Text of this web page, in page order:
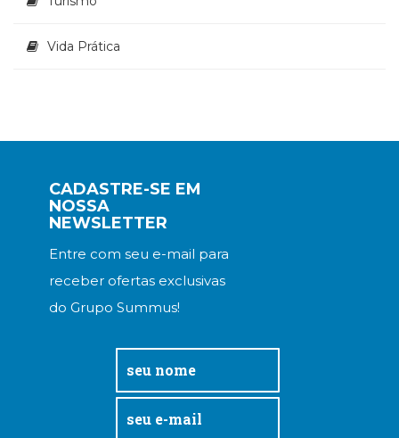
Vida Prática
CADASTRE-SE EM
NOSSA
NEWSLETTER
Entre com seu e-mail para
receber ofertas exclusivas
do Grupo Summus!